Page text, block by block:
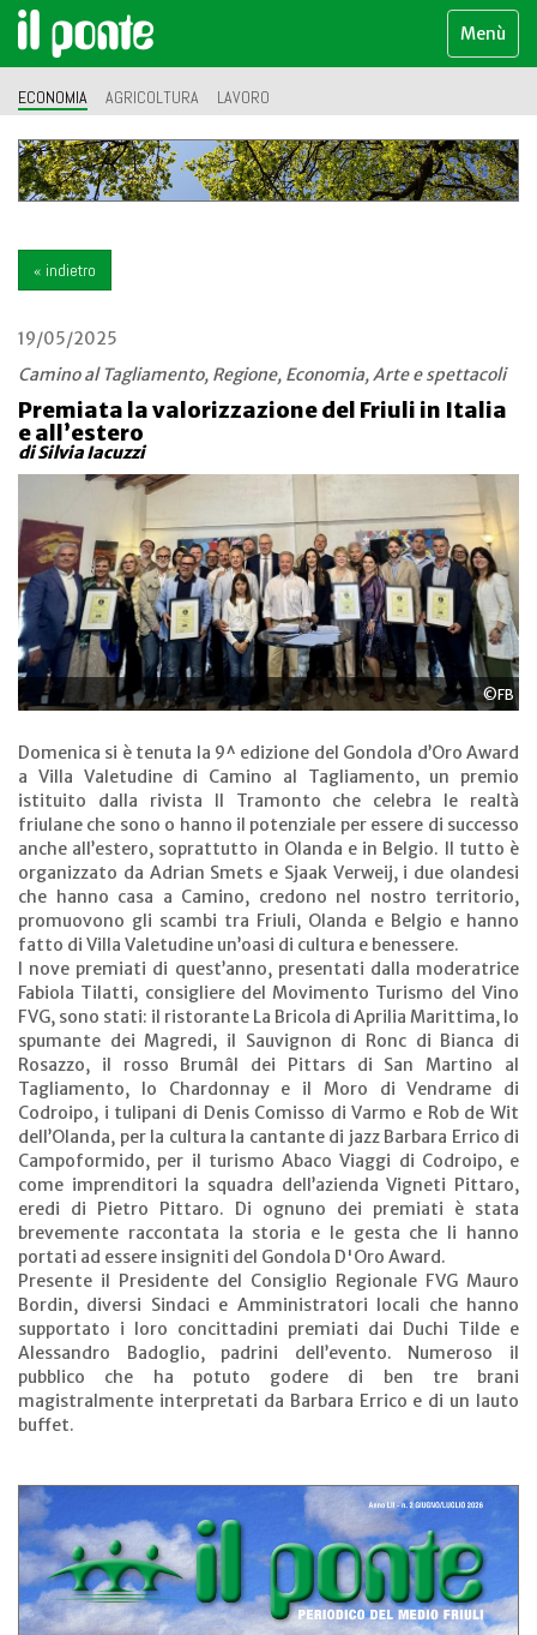
Menù
ECONOMIA AGRICOLTURA LAVORO
« indietro
19/05/2025
Camino al Tagliamento, Regione, Economia, Arte e spettacoli
Premiata la valorizzazione del Friuli in Italia
e all’estero
di Silvia Iacuzzi
©FB
Domenica si è tenuta la 9^ edizione del Gondola d’Oro Award
a Villa Valetudine di Camino al Tagliamento, un premio
istituito dalla rivista Il Tramonto che celebra le realtà
friulane che sono o hanno il potenziale per essere di successo
anche all’estero, soprattutto in Olanda e in Belgio. Il tutto è
organizzato da Adrian Smets e Sjaak Verweij, i due olandesi
che hanno casa a Camino, credono nel nostro territorio,
promuovono gli scambi tra Friuli, Olanda e Belgio e hanno
fatto di Villa Valetudine un’oasi di cultura e benessere.
I nove premiati di quest’anno, presentati dalla moderatrice
Fabiola Tilatti, consigliere del Movimento Turismo del Vino
FVG, sono stati: il ristorante La Bricola di Aprilia Marittima, lo
spumante dei Magredi, il Sauvignon di Ronc di Bianca di
Rosazzo, il rosso Brumâl dei Pittars di San Martino al
Tagliamento, lo Chardonnay e il Moro di Vendrame di
Codroipo, i tulipani di Denis Comisso di Varmo e Rob de Wit
dell’Olanda, per la cultura la cantante di jazz Barbara Errico di
Campoformido, per il turismo Abaco Viaggi di Codroipo, e
come imprenditori la squadra dell’azienda Vigneti Pittaro,
eredi di Pietro Pittaro. Di ognuno dei premiati è stata
brevemente raccontata la storia e le gesta che li hanno
portati ad essere insigniti del Gondola D'Oro Award.
Presente il Presidente del Consiglio Regionale FVG Mauro
Bordin, diversi Sindaci e Amministratori locali che hanno
supportato i loro concittadini premiati dai Duchi Tilde e
Alessandro Badoglio, padrini dell’evento. Numeroso il
pubblico che ha potuto godere di ben tre brani
magistralmente interpretati da Barbara Errico e di un lauto
buffet.